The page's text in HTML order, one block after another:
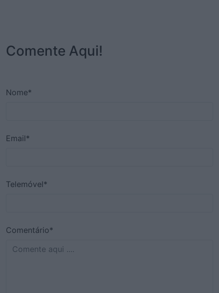
Comente Aqui!
Nome*
Email*
Telemóvel*
Comentário*